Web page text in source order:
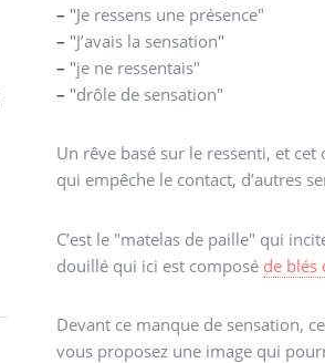
– "Je ressens une présence"
– "J’avais la sensation"
– "je ne ressentais"
– "drôle de sensation"
Un rêve basé sur le ressenti, et
qui empêche le contact, d’autres
C’est le "matelas de paille" qui
douillé qui ici est composé de blés
Devant ce manque de sensation,
vous proposez une image qui